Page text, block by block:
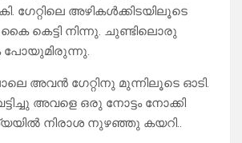
ഗേറ്റിലെ അഴികൾക്കിടയിലൂടെ
കെട്ടി നിന്നു. ചുണ്ടിലൊരു
പോയുമിരുന്നു.
അവൻ ഗേറ്റിനു മുന്നിലൂടെ ഓടി.
അവളെ ഒരു നോട്ടം നോക്കി
നിരാശ നുഴഞ്ഞു കയറി..